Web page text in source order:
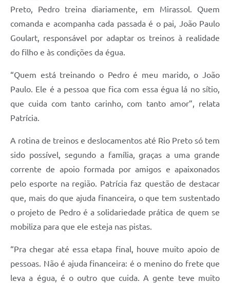
Preto, Pedro treina diariamente, em Mirassol. Quem
comanda e acompanha cada passada é o pai, João Paulo
Goulart, responsável por adaptar os treinos à realidade
do filho e às condições da égua.
“Quem está treinando o Pedro é meu marido, o João
Paulo. Ele é a pessoa que fica com essa égua lá no sítio,
que cuida com tanto carinho, com tanto amor”, relata
Patrícia.
A rotina de treinos e deslocamentos até Rio Preto só tem
sido possível, segundo a família, graças a uma grande
corrente de apoio formada por amigos e apaixonados
pelo esporte na região. Patrícia faz questão de destacar
que, mais do que ajuda financeira, o que tem sustentado
o projeto de Pedro é a solidariedade prática de quem se
mobiliza para que ele esteja nas pistas.
“Pra chegar até essa etapa final, houve muito apoio de
pessoas. Não é ajuda financeira: é o menino do frete que
leva a égua, é o outro que cuida. A gente teve muito